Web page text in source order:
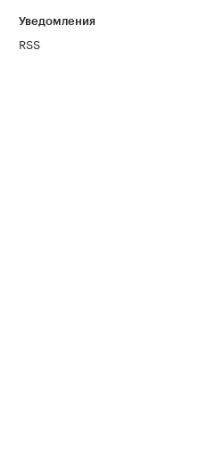
Уведомления
RSS